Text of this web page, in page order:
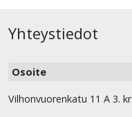
Yhteystiedot
Osoite
Vilhonvuorenkatu 11 A 3.